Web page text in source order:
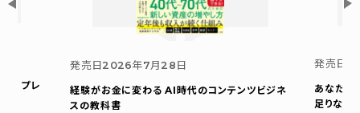
ト プレ
発売日 2026年7月28日
経験がお金に変わる AI時代のコンテンツビジネ
スの教科書
発売日
あなたの
足りない